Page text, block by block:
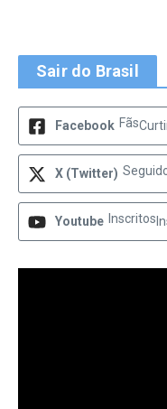
Sair do Brasil
Facebook Fãs
X (Twitter)
Youtube Inscritos